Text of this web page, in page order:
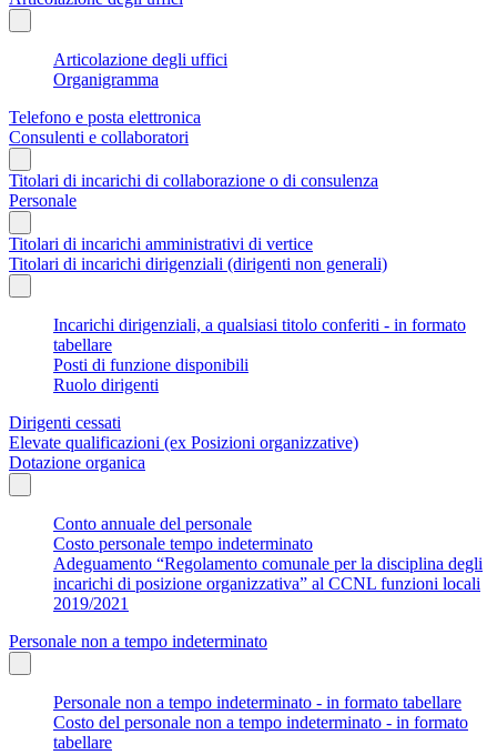
Articolazione degli uffici
Organigramma
Telefono e posta elettronica
Consulenti e collaboratori
Titolari di incarichi di collaborazione o di consulenza
Personale
Titolari di incarichi amministrativi di vertice
Titolari di incarichi dirigenziali (dirigenti non generali)
Incarichi dirigenziali, a qualsiasi titolo conferiti - in formato
tabellare
Posti di funzione disponibili
Ruolo dirigenti
Dirigenti cessati
Elevate qualificazioni (ex Posizioni organizzative)
Dotazione organica
Conto annuale del personale
Costo personale tempo indeterminato
Adeguamento “Regolamento comunale per la disciplina degli
incarichi di posizione organizzativa” al CCNL funzioni locali
2019/2021
Personale non a tempo indeterminato
Personale non a tempo indeterminato - in formato tabellare
Costo del personale non a tempo indeterminato - in formato
tabellare